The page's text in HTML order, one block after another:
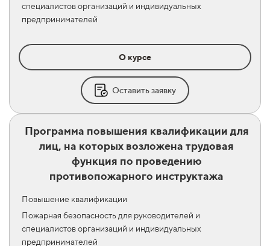
специалистов организаций и индивидуальных
предпринимателей
О курсе
Оставить заявку
Программа повышения квалификации для
лиц, на которых возложена трудовая
функция по проведению
противопожарного инструктажа
Повышение квалификации
Пожарная безопасность для руководителей и
специалистов организаций и индивидуальных
предпринимателей